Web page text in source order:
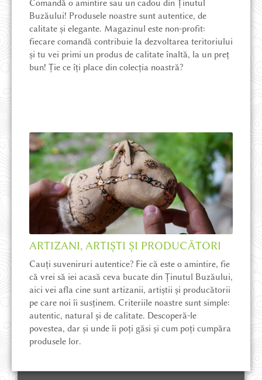
Comandă o amintire sau un cadou din Ținutul
Buzăului! Produsele noastre sunt autentice, de
calitate și elegante. Magazinul este non-profit:
fiecare comandă contribuie la dezvoltarea teritoriului
și tu vei primi un produs de calitate înaltă, la un preț
bun! Ție ce îți place din colecția noastră?
ARTIZANI, ARTIȘTI ȘI PRODUCĂTORI
Cauți suveniruri autentice? Fie că este o amintire, fie
că vrei să iei acasă ceva bucate din Ținutul Buzăului,
aici vei afla cine sunt artizanii, artiștii și producătorii
pe care noi îi susținem. Criteriile noastre sunt simple:
autentic, natural și de calitate. Descoperă-le
povestea, dar și unde îi poți găsi și cum poți cumpăra
produsele lor.